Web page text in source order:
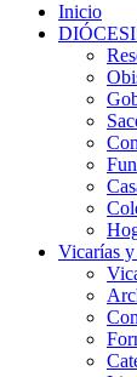
Inicio
Vicarías